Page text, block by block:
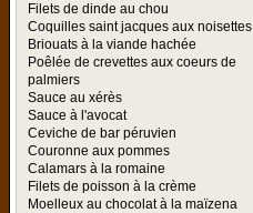
Filets de dinde au chou
Coquilles saint jacques aux noisettes
Briouats à la viande hachée
Poêlée de crevettes aux coeurs de
palmiers
Sauce au xérès
Sauce à l'avocat
Ceviche de bar péruvien
Couronne aux pommes
Calamars à la romaine
Filets de poisson à la crème
Moelleux au chocolat à la maïzena